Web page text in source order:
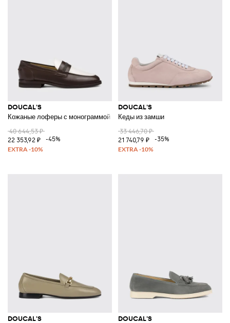
DOUCAL'S
Кожаные лоферы с монограммой
40 644,53 ₽
22 353,92 ₽
-45%
DOUCAL'S
Кеды из замши
33 446,70 ₽
21 740,79 ₽
-35%
DOUCAL'S DOUCAL'S